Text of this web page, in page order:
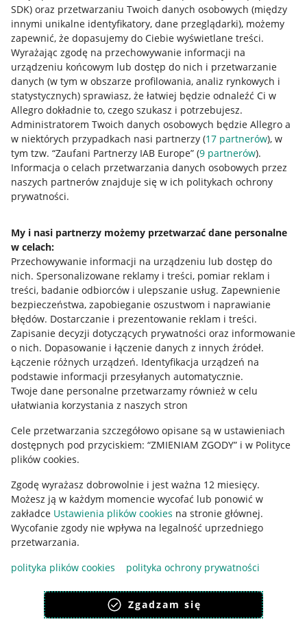
SDK) oraz przetwarzaniu Twoich danych osobowych (między
innymi unikalne identyfikatory, dane przeglądarki), możemy
zapewnić, że dopasujemy do Ciebie wyświetlane treści.
Wyrażając zgodę na przechowywanie informacji na
urządzeniu końcowym lub dostęp do nich i przetwarzanie
danych (w tym w obszarze profilowania, analiz rynkowych i
statystycznych) sprawiasz, że łatwiej będzie odnaleźć Ci w
Allegro dokładnie to, czego szukasz i potrzebujesz.
Administratorem Twoich danych osobowych będzie Allegro a
w niektórych przypadkach nasi partnerzy (17 partnerów), w
tym tzw. “Zaufani Partnerzy IAB Europe” (9 partnerów).
Informacja o celach przetwarzania danych osobowych przez
naszych partnerów znajduje się w ich politykach ochrony
prywatności.
My i nasi partnerzy możemy przetwarzać dane personalne
w celach:
Przechowywanie informacji na urządzeniu lub dostęp do
nich. Spersonalizowane reklamy i treści, pomiar reklam i
treści, badanie odbiorców i ulepszanie usług. Zapewnienie
bezpieczeństwa, zapobieganie oszustwom i naprawianie
błędów. Dostarczanie i prezentowanie reklam i treści.
Zapisanie decyzji dotyczących prywatności oraz informowanie
o nich. Dopasowanie i łączenie danych z innych źródeł.
Łączenie różnych urządzeń. Identyfikacja urządzeń na
podstawie informacji przesyłanych automatycznie.
Twoje dane personalne przetwarzamy również w celu
ułatwiania korzystania z naszych stron
Cele przetwarzania szczegółowo opisane są w ustawieniach
dostępnych pod przyciskiem: “ZMIENIAM ZGODY” i w Polityce
plików cookies.
Zgodę wyrażasz dobrowolnie i jest ważna 12 miesięcy.
Możesz ją w każdym momencie wycofać lub ponowić w
zakładce Ustawienia plików cookies na stronie głównej.
Wycofanie zgody nie wpływa na legalność uprzedniego
przetwarzania.
polityka plików cookies
polityka ochrony prywatności
Zgadzam się
Nawigacja
Przydatne informacje
Jak to działa
Allegro Gadane dla sprzedających
Allegro Gadane dla kupujących
Mapa miejscowości
Informacje prawne
Regulamin
Polityka plików "cookies"
Ustawienia plików "cookies"
Udostępnianie lokalizacji
Informacje dla Aktu o Usługach Cyfrowych
Pobierz aplikację